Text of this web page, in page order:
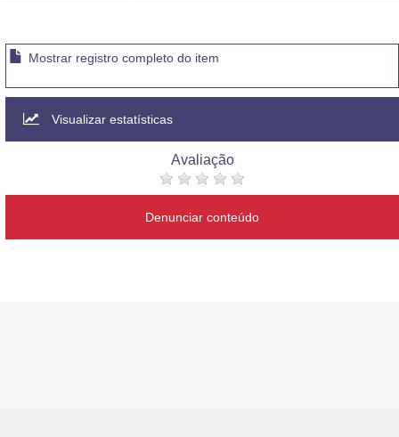
Mostrar registro completo do item
Visualizar estatísticas
Avaliação
Denunciar conteúdo